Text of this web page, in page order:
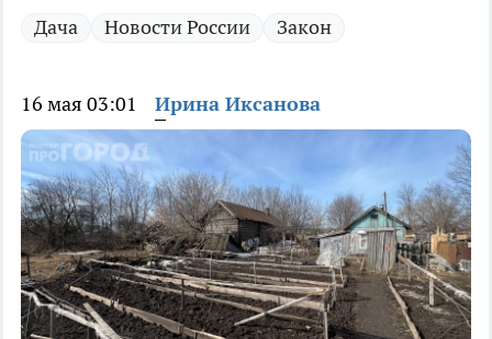
Дача Новости России Закон
16 мая 03:01 Ирина Иксанова